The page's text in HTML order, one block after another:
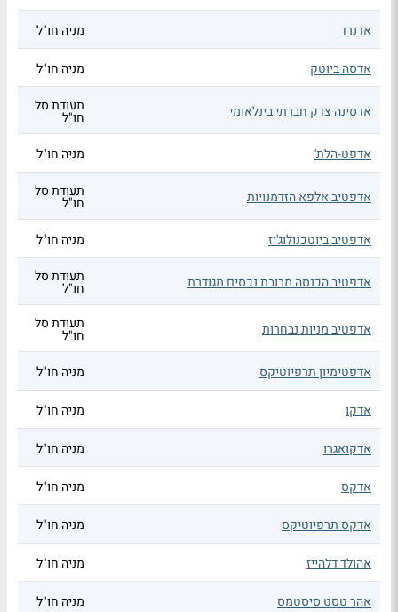
אדנרד מניה חו"ל
אדסה ביוטק מניה חו"ל
אדסינה צדק חברתי בינלאומי תעודת סל
חו"ל
אדפט-הלת'
מניה חו"ל
אדפטיב אלפא הזדמנויות תעודת סל
חו"ל
אדפטיב ביוטכנולוג'יז
מניה חו"ל
אדפטיב הכנסה מרובת נכסים מגודרת תעודת סל
חו"ל
אדפטיב מניות נבחרות תעודת סל
חו"ל
אדפטימיון תרפיוטיקס
מניה חו"ל
אדקו מניה חו"ל
אדקואגרו מניה חו"ל
אדקס מניה חו"ל
אדקס תרפיוטיקס מניה חו"ל
אהולד דלהייז מניה חו"ל
אהר טסט סיסטמס מניה חו"ל